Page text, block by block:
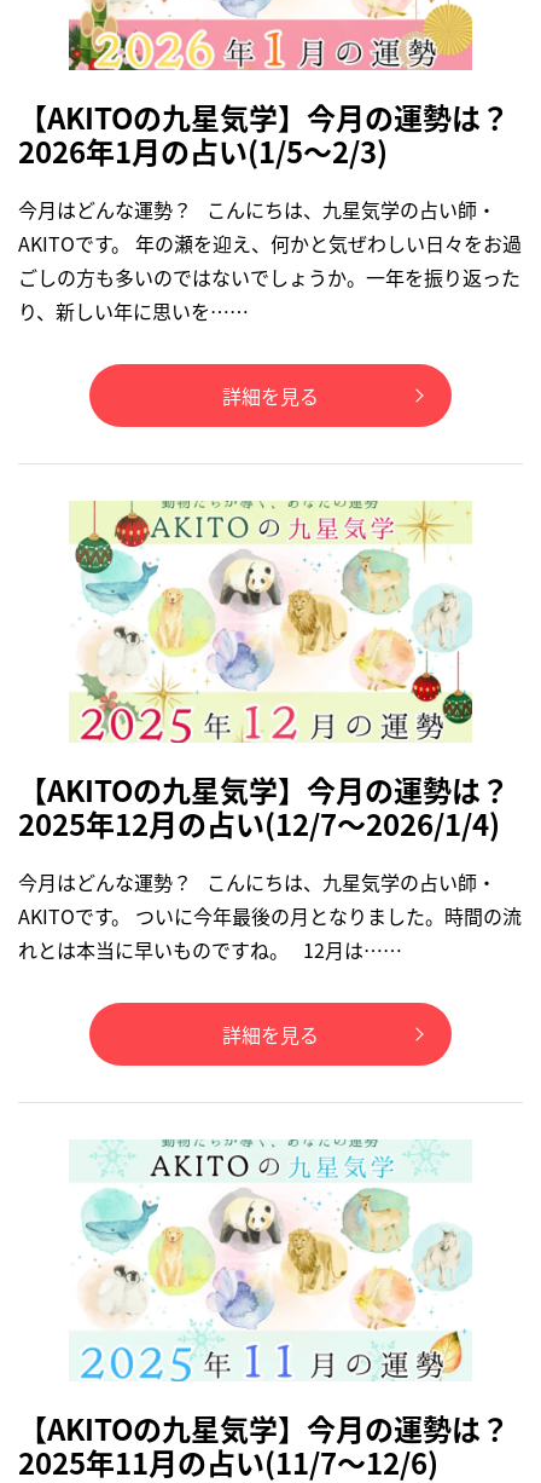
【AKITOの九星気学】今月の運勢は？
2026年1月の占い(1/5～2/3)
今月はどんな運勢？ こんにちは、九星気学の占い師・
AKITOです。 年の瀬を迎え、何かと気ぜわしい日々をお過
ごしの方も多いのではないでしょうか。一年を振り返った
り、新しい年に思いを……
詳細を見る
【AKITOの九星気学】今月の運勢は？
2025年12月の占い(12/7～2026/1/4)
今月はどんな運勢？ こんにちは、九星気学の占い師・
AKITOです。 ついに今年最後の月となりました。時間の流
れとは本当に早いものですね。 12月は……
詳細を見る
【AKITOの九星気学】今月の運勢は？
2025年11月の占い(11/7～12/6)